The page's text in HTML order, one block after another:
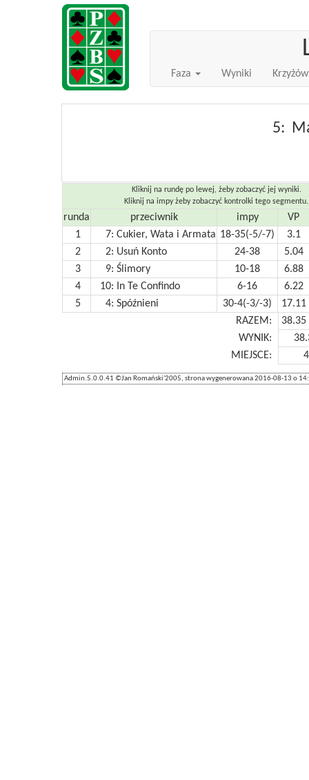
Faza Wyniki
5:
Kliknij na rundę po lewej, żeby zobaczyć jej wyniki.
Kliknij na impy żeby zobaczyć kontrolki tego segmentu.
runda przeciwnik impy
VP
1
7: Cukier, Wata i Armata 18-35(-5/-7)
3.1
2
2: Usuń Konto 24-38
5.04
3
9: Ślimory 10-18
6.88
4
10: In Te Confindo 6-16
6.22
5
4: Spóźnieni 30-4(-3/-3)
17.11
RAZEM:
38.35
WYNIK:
MIEJSCE:
4
Admin.5.0.0.41 ©Jan Romański'2005, strona wygenerowana 2016-08-13 o